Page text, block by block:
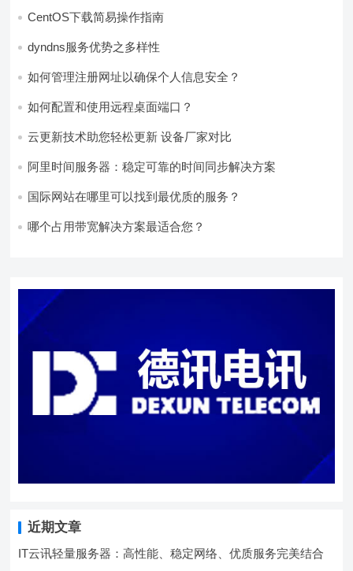
CentOS下载简易操作指南
dyndns服务优势之多样性
如何管理注册网址以确保个人信息安全？
如何配置和使用远程桌面端口？
云更新技术助您轻松更新 设备厂家对比
阿里时间服务器：稳定可靠的时间同步解决方案
国际网站在哪里可以找到最优质的服务？
哪个占用带宽解决方案最适合您？
近期文章
IT云讯轻量服务器：高性能、稳定网络、优质服务完美结合